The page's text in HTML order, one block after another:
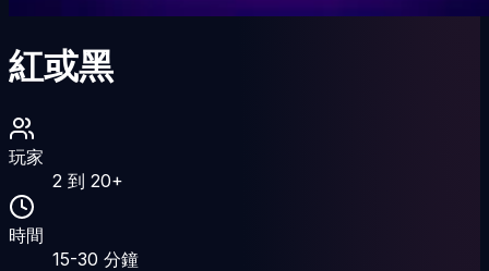
紅或黑
玩家
2 到 20+
時間
15-30 分鐘